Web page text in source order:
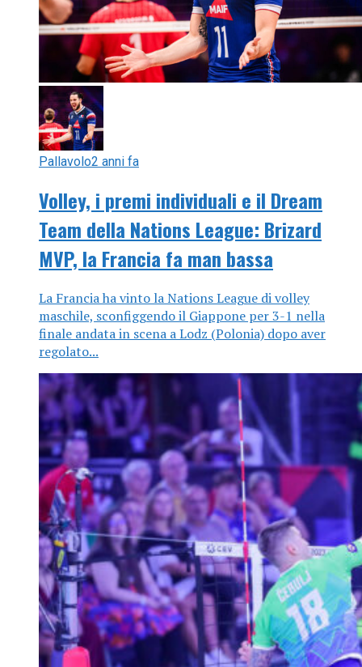
Pallavolo2 anni fa
Volley, i premi individuali e il Dream
Team della Nations League: Brizard
MVP, la Francia fa man bassa
La Francia ha vinto la Nations League di volley
maschile, sconfiggendo il Giappone per 3-1 nella
finale andata in scena a Lodz (Polonia) dopo aver
regolato...